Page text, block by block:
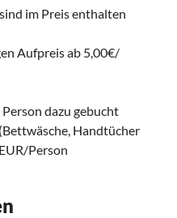
im Preis enthalten
Aufpreis ab 5,00€/
dazu gebucht
Handtücher
Person